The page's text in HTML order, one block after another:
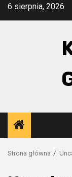
Przejdź
6 sierpnia, 2026
Strona główna